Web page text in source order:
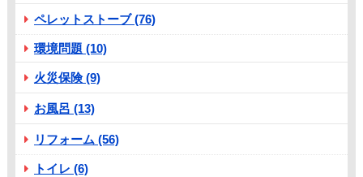
ペレットストーブ (76)
環境問題 (10)
火災保険 (9)
お風呂 (13)
リフォーム (56)
トイレ (6)